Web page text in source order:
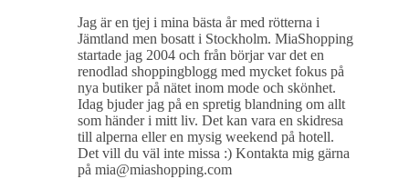
Jag är en tjej i mina bästa år med rötterna i
Jämtland men bosatt i Stockholm. MiaShopping
startade jag 2004 och från börjar var det en
renodlad shoppingblogg med mycket fokus på
nya butiker på nätet inom mode och skönhet.
Idag bjuder jag på en spretig blandning om allt
som händer i mitt liv. Det kan vara en skidresa
till alperna eller en mysig weekend på hotell.
Det vill du väl inte missa :) Kontakta mig gärna
på mia@miashopping.com